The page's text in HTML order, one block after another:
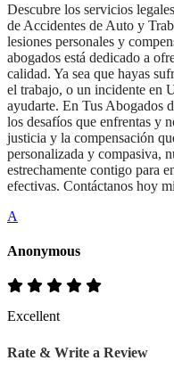
Descubre los servicios
de Accidentes de Auto y
lesiones personales y
abogados está dedicado a
calidad. Ya sea que hayas
el trabajo, o un incidente en
ayudarte. En Tus Abogados
los desafíos que enfrentas y
justicia y la compensación
personalizada y compasiva,
estrechamente contigo para
efectivas. Contáctanos hoy
A
Anonymous
Excellent
Rate & Write a Review